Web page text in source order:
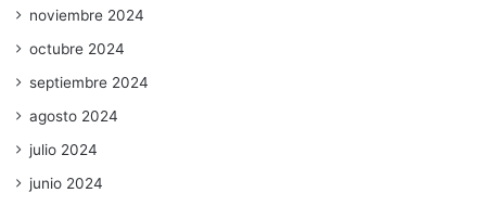
noviembre 2024
octubre 2024
septiembre 2024
agosto 2024
julio 2024
junio 2024